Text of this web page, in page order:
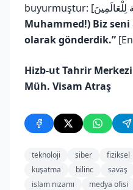
Muhammed!) Biz
olarak gönderdik.”
Hizb-ut Tahrir
Müh. Visam Atraş
teknoloji siber fiziksel
kuşatma
bilinc savaş
islam nizamı
medya ofisi